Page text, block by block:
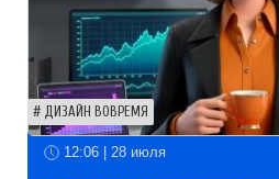
ДИЗАЙН ВОВРЕМЯ
12:06 | 28 июля